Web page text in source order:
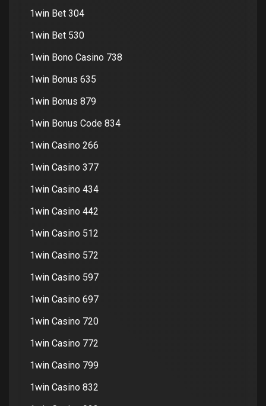
1win Bet 304
1win Bet 530
1win Bono Casino 738
1win Bonus 635
1win Bonus 879
1win Bonus Code 834
1win Casino 266
1win Casino 377
1win Casino 434
1win Casino 442
1win Casino 512
1win Casino 572
1win Casino 597
1win Casino 697
1win Casino 720
1win Casino 772
1win Casino 799
1win Casino 832